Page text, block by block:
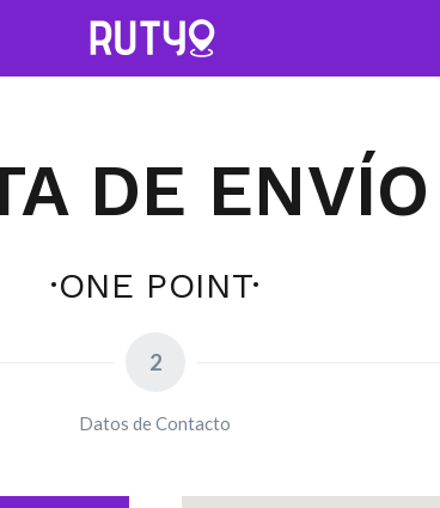
• ONE POINT •
DE ENVÍO
·ONE POINT·
2
Datos de Contacto